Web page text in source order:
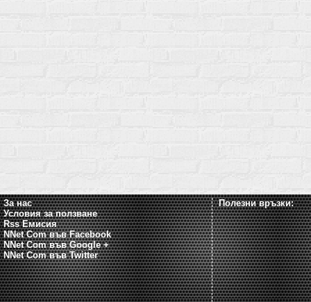
За нас
Условия за ползване
Rss Емисия
NNet Com във Facebook
NNet Com във Google +
NNet Com във Twitter
Полезни връзки: